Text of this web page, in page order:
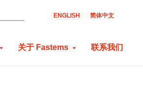
ENGLISH 简体中文
关于 Fastems 联系我们